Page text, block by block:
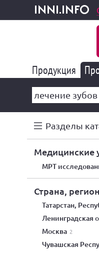
inni.info
и услуги
Продукция
Разделы
медицинские
МРТ
Страна, регион
Татарстан,
Ленинградская
Москва 2
Чувашская